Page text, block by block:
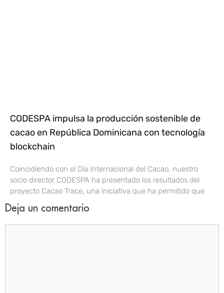
CODESPA impulsa la producción sostenible de
cacao en República Dominicana con tecnología
blockchain
Coincidiendo con el Día Internacional del Cacao, nuestro
socio director CODESPA ha presentado los resultados del
proyecto Cacao Trace, una iniciativa que ha permitido que
Deja un comentario